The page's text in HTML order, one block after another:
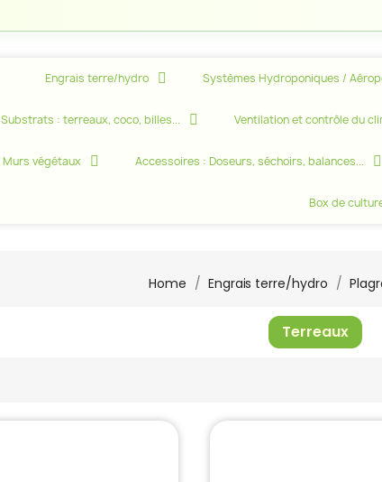
Engrais terre/hydro Systèmes Hydroponiques /
Substrats : terreaux, coco, billes... Ventilation et contrôle du
Murs végétaux Accessoires : Doseurs, séchoirs, balances...
Box de
Home Engrais terre/hydro
Terreaux